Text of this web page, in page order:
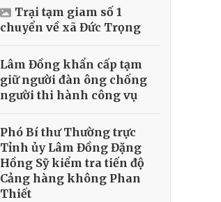
Trại tạm giam số 1
chuyển về xã Đức Trọng
Lâm Đồng khẩn cấp tạm
giữ người đàn ông chống
người thi hành công vụ
Phó Bí thư Thường trực
Tỉnh ủy Lâm Đồng Đặng
Hồng Sỹ kiểm tra tiến độ
Cảng hàng không Phan
Thiết